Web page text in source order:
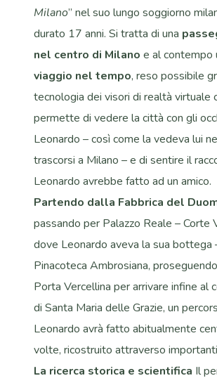
Milano” nel suo lungo soggiorno
durato 17 anni. Si tratta di una
nel centro di Milano e al contempo
viaggio nel tempo, reso possibile
tecnologia dei visori di realtà virtuale
permette di vedere la città con gli
Leonardo – così come la vedeva lui
trascorsi a Milano – e di sentire il
Leonardo avrebbe fatto ad un amico.
Partendo dalla Fabbrica del
passando per Palazzo Reale – Corte
dove Leonardo aveva la sua bottega
Pinacoteca Ambrosiana,
Porta Vercellina per arrivare infine al
di Santa Maria delle Grazie, un
Leonardo avrà fatto abitualmente
volte, ricostruito attraverso
La ricerca storica e scientifica Il